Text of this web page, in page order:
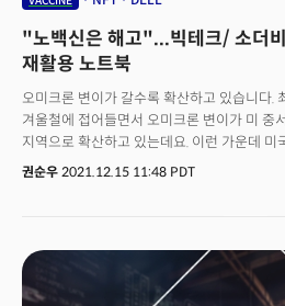
역시 중요한 관전포인트다. 전일(22일, 현지
소비자신뢰지수는 12월 회복세를 보이며 반
미시건대의 설문은 고용에 무게를 둔 컨퍼런
소비자들의 가계현황과 지출전망에 더 중점
"노백신은 해고"...빅테크/ 소더
재활용 노트북
오미크론 변이가 갈수록 확산하고 있습니다.
겨울철에 접어들면서 오미크론 변이가 미 중
지역으로 확산하고 있는데요. 이런 가운데
명에 이른 것으로 조사됐습니다. 빅테크 기업
행정명령 지침에 따라 백신을 접종하라고 공
경우 임금을 삭감하고, 장기적으로 해고까지
백신 접종 문제를 직원들의 자율에 맞기지 않
권순우 2021.12.15 11:48 PDT